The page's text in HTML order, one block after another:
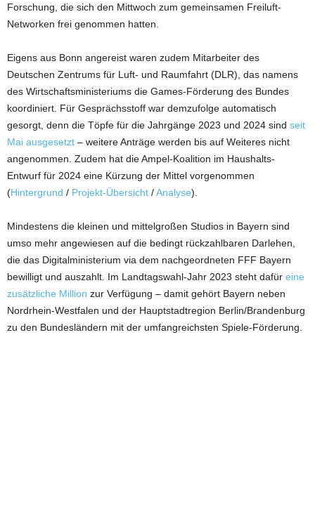
Forschung, die sich den Mittwoch zum gemeinsamen Freiluft-
Networken frei genommen hatten.
Eigens aus Bonn angereist waren zudem Mitarbeiter des
Deutschen Zentrums für Luft- und Raumfahrt (DLR), das namens
des Wirtschaftsministeriums die Games-Förderung des Bundes
koordiniert. Für Gesprächsstoff war demzufolge automatisch
gesorgt, denn die Töpfe für die Jahrgänge 2023 und 2024 sind seit
Mai ausgesetzt – weitere Anträge werden bis auf Weiteres nicht
angenommen. Zudem hat die Ampel-Koalition im Haushalts-
Entwurf für 2024 eine Kürzung der Mittel vorgenommen
(Hintergrund / Projekt-Übersicht /Analyse).
Mindestens die kleinen und mittelgroßen Studios in Bayern sind
umso mehr angewiesen auf die bedingt rückzahlbaren Darlehen,
die das Digitalministerium via dem nachgeordneten FFF Bayern
bewilligt und auszahlt. Im Landtagswahl-Jahr 2023 steht dafür eine
zusätzliche Million zur Verfügung – damit gehört Bayern neben
Nordrhein-Westfalen und der Hauptstadtregion Berlin/Brandenburg
zu den Bundesländern mit der umfangreichsten Spiele-Förderung.